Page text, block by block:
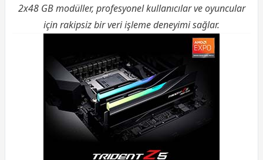
2x48 GB modüller, profesyonel kullanıcılar ve oyuncular
için rakipsiz bir veri işleme deneyimi sağlar.